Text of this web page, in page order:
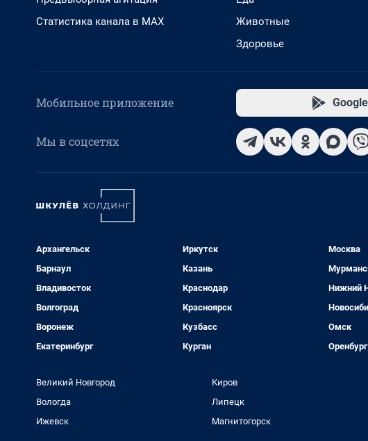
Статистика канала в MAX
Животные
Здоровье
Мобильное приложение
Мы в соцсетях
Архангельск
Барнаул
Владивосток
Волгоград
Воронеж
Екатеринбург
Иркутск
Казань
Краснодар
Красноярск
Кузбасс
Курган
Москва
Нижний
Омск
Оренбург
Великий Новгород
Вологда
Ижевск
Киров
Липецк
Магнитогорск